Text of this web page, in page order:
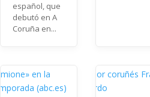
español, que
debutó en A
Coruña en...